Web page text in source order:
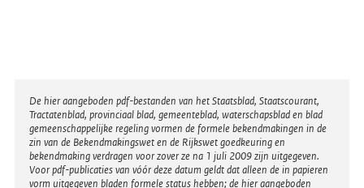
Disclaimer
De hier aangeboden pdf-bestanden van het Staatsblad, Staatscourant,
Tractatenblad, provinciaal blad, gemeenteblad, waterschapsblad en blad
gemeenschappelijke regeling vormen de formele bekendmakingen in de
zin van de Bekendmakingswet en de Rijkswet goedkeuring en
bekendmaking verdragen voor zover ze na 1 juli 2009 zijn uitgegeven.
Voor pdf-publicaties van vóór deze datum geldt dat alleen de in papieren
vorm uitgegeven bladen formele status hebben; de hier aangeboden